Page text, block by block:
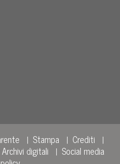
Stampa
Crediti
digitali
Social media